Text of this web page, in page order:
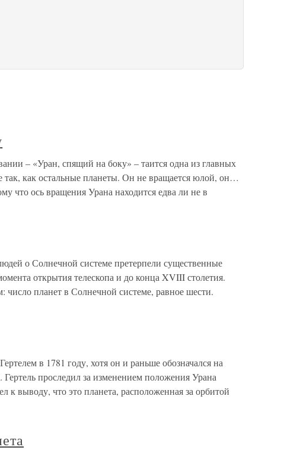
– «Уран, спящий на боку» – таится одна из главных
так, как остальные планеты. Он не вращается юлой, он…
что ось вращения Урана находится едва ли не в
о Солнечной системе претерпели существенные
открытия телескопа и до конца XVIII столетия.
планет в Солнечной системе, равное шести.
в 1781 году, хотя он и раньше обозначался на
Гертель проследил за изменением положения Урана
к выводу, что это планета, расположенная за орбитой